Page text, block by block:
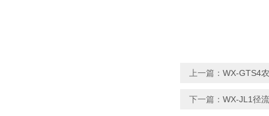
上一篇： WX-GTS4
下一篇： WX-JL1径